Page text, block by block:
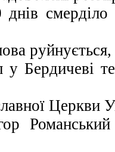
днів
Бердичеві
Церкви